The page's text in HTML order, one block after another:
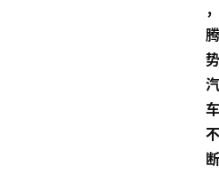
，
腾
势
汽
车
不
断